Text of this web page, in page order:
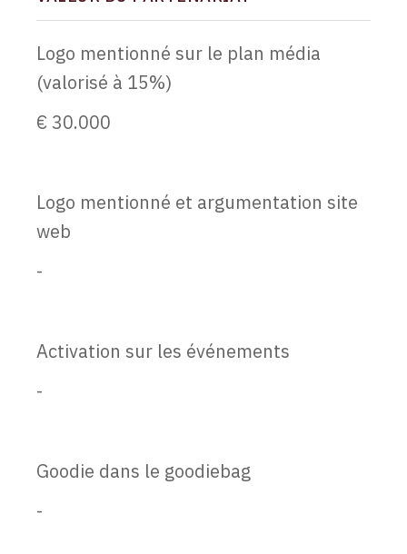
Logo mentionné sur le plan média
(valorisé à 15%)
€ 30.000
Logo mentionné et argumentation site
web
-
Activation sur les événements
-
Goodie dans le goodiebag
-